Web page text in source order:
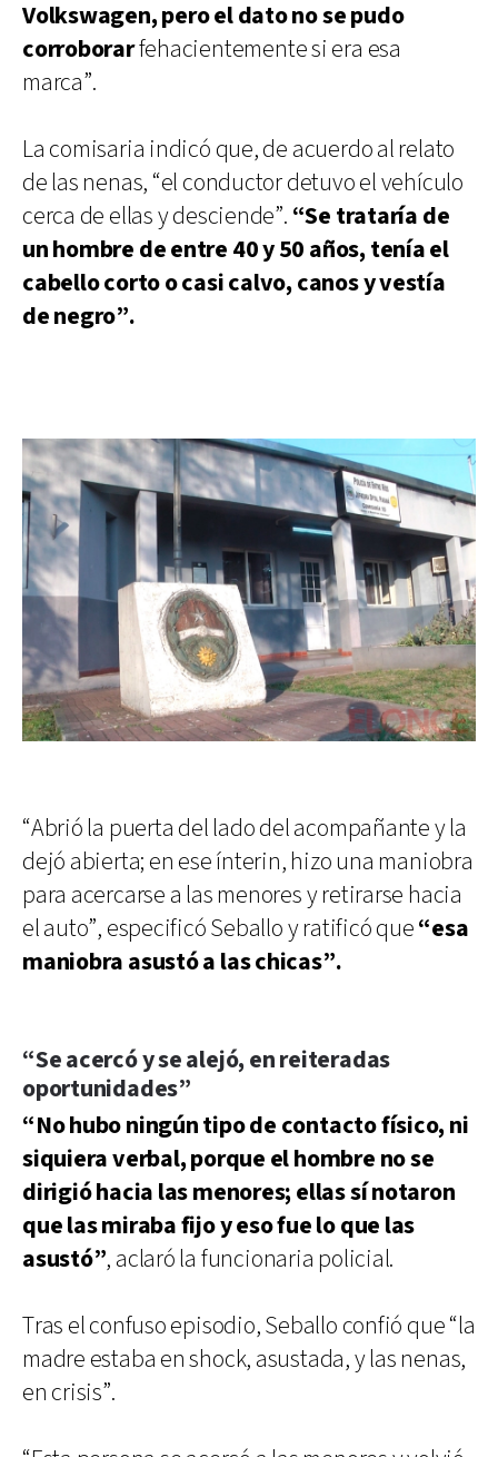
Volkswagen, pero el dato no se pudo
corroborarfehacientemente si era esa
marca”.
La comisaria indicó que, de acuerdo al relato
de las nenas, “el conductor detuvo el vehículo
cerca de ellas y desciende”. “Se trataría de
un hombre de entre 40 y 50 años, tenía el
cabello corto o casi calvo, canos y vestía
de negro”.
“Abrió la puerta del lado del acompañante y la
dejó abierta; en ese ínterin, hizo una maniobra
para acercarse a las menores y retirarse hacia
el auto”, especificó Seballo y ratificó que“esa
maniobra asustó a las chicas”.
“Se acercó y se alejó, en reiteradas
oportunidades”
“No hubo ningún tipo de contacto físico, ni
siquiera verbal, porque el hombre no se
dirigió hacia las menores; ellas sí notaron
que las miraba fijo y eso fue lo que las
asustó”, aclaró la funcionaria policial.
Tras el confuso episodio, Seballo confió que “la
madre estaba en shock, asustada, y las nenas,
en crisis”.